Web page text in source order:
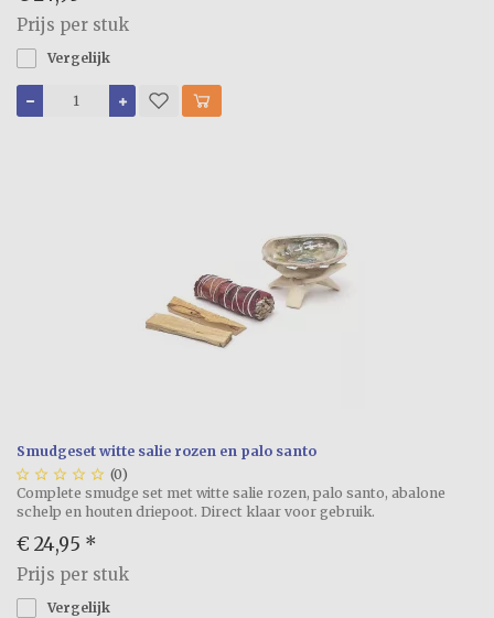
Prijs per stuk
Vergelijk
Smudgeset witte salie rozen en palo santo
     (0)
Complete smudge set met witte salie rozen, palo santo, abalone
schelp en houten driepoot. Direct klaar voor gebruik.
€ 24,95 *
Prijs per stuk
Vergelijk